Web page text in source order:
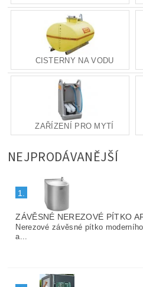
CISTERNY NA VODU
ZAŘÍZENÍ PRO MYTÍ
NEJPRODÁVANĚJŠÍ
1.
ZÁVĚSNÉ NEREZOVÉ PÍTKO
Nerezové závěsné pítko
a...